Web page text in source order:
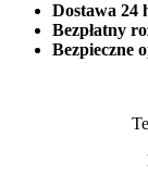
Dostawa 24
Bezpłatny
Bezpieczne